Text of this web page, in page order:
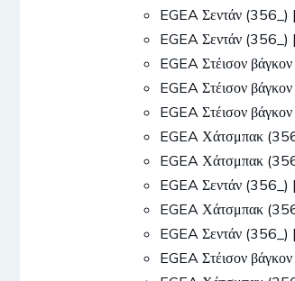
EGEA Σεντάν
EGEA Σεντάν
EGEA Στέισον
EGEA Στέισον
EGEA Στέισον
EGEA Χάτσμπακ
EGEA Χάτσμπακ
EGEA Σεντάν
EGEA Χάτσμπακ
EGEA Σεντάν
EGEA Στέισον